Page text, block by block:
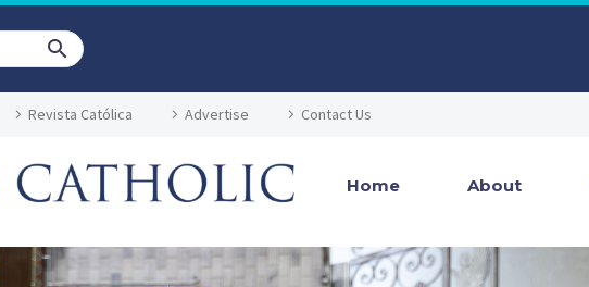
Revista Católica Advertise Contact Us
Home About